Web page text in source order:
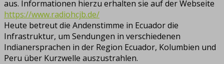
aus. Informationen hierzu erhalten sie auf der Webseite
https://www.radiohcjb.de/
Heute betreut die Andenstimme in Ecuador die
Infrastruktur, um Sendungen in verschiedenen
Indianersprachen in der Region Ecuador, Kolumbien und
Peru über Kurzwelle auszustrahlen.